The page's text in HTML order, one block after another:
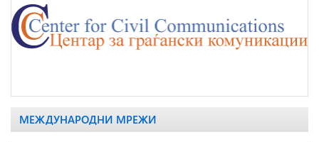
МЕЖДУНАРОДНИ МРЕЖИ